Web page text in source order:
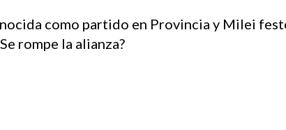
como partido en Provincia y Milei
rompe la alianza?